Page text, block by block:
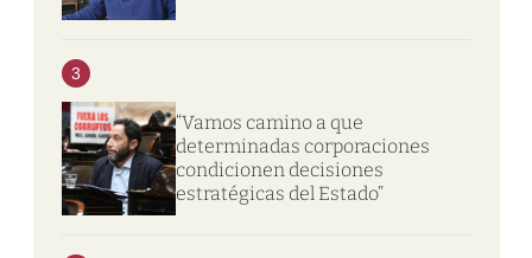
3
“Vamos camino a que
determinadas corporaciones
condicionen decisiones
estratégicas del Estado”